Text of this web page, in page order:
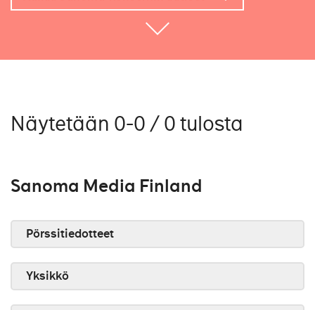
Näytetään 0-0 / 0 tulosta
Sanoma Media Finland
Pörssitiedotteet
Yksikkö